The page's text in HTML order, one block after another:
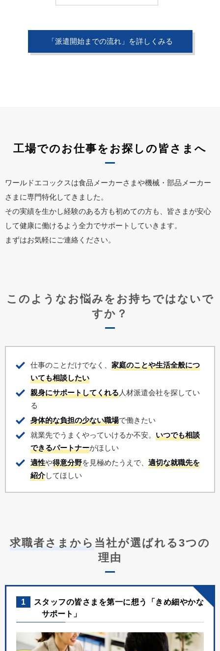
「派遣開始までの流れ」を詳しくみる
工場でのお仕事をお探しの皆さまへ
ワールドエコックスは食品メーカーさまや機械・部品メーカー
さまに専門特化してきました。
その実績を生かし経験のある方も初めての方も、皆さまが安心
して健康に働けるよう全力でサポートしていきます。
まずはお気軽にご連絡ください。
このようなお悩みをお持ちではないで
すか？
仕事のことだけでなく、 家庭のことや生活全般につ
いても相談したい
親身にサポートしてくれる人材派遣会社を探してい
る
身体的な負担の少ない職場で働きたい
就業先でうまくやっていけるか不安。 いつでも相談
できるパートナーがほしい
適性や得意分野を見極めたうえで、 適切な就職先を
紹介してほしい
求職者さまから 当社が選ばれる3つの
理由
1
スタッフの皆さまを第一に想う「きめ細やかな
サポート」